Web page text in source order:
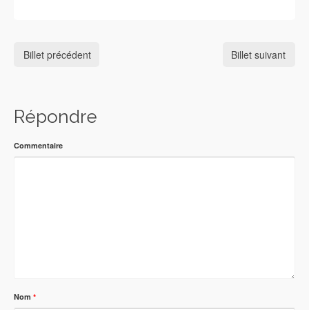
Billet précédent Billet suivant
Répondre
Commentaire
Nom *